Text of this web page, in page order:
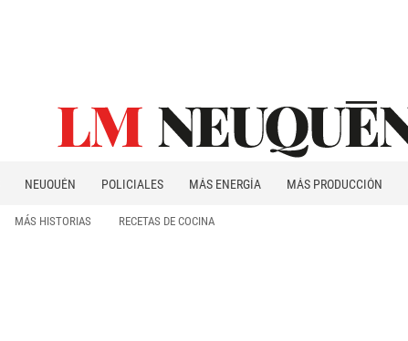
NEUQUÉN POLICIALES MÁS ENERGÍA MÁS PRODUCCIÓN
MÁS HISTORIAS RECETAS DE COCINA